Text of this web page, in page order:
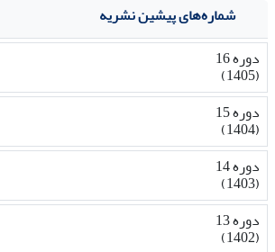
شماره‌های پیشین نشریه
دوره 16
(1405)
دوره 15
(1404)
دوره 14
(1403)
دوره 13
(1402)